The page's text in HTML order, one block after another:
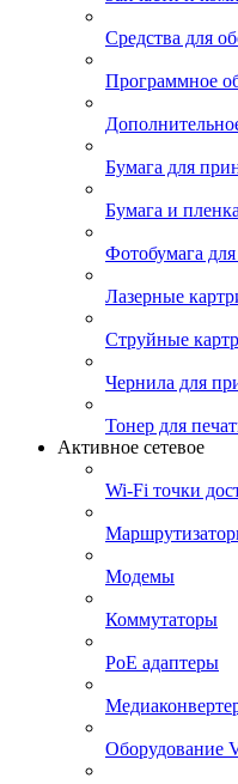
Средства для
Программное
Бумага для
Бумага и
Фотобумага
Лазерные
Струйные
Чернила для
Тонер для
Активное сетевое
Wi-Fi точки
Модемы
Коммутаторы
PoE адаптеры
Оборудование